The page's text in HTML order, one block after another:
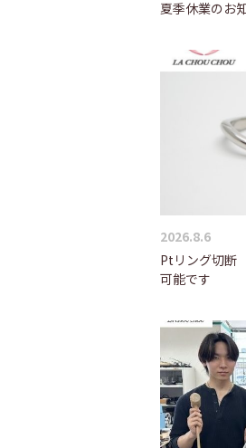
夏季休業のお
2026.8.6
Ptリング切断
可能です